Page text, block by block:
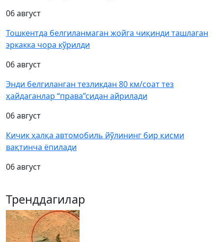
06 август
Тошкентда белгиланмаган жойга чиқинди ташлаган
эркакка чора кўрилди
06 август
Энди белгиланган тезликдан 80 км/соат тез
ҳайдаганлар “права”сидан айрилади
06 август
Кичик ҳалқа автомобиль йўлининг бир қисми
вақтинча ёпилади
06 август
Тренддагилар